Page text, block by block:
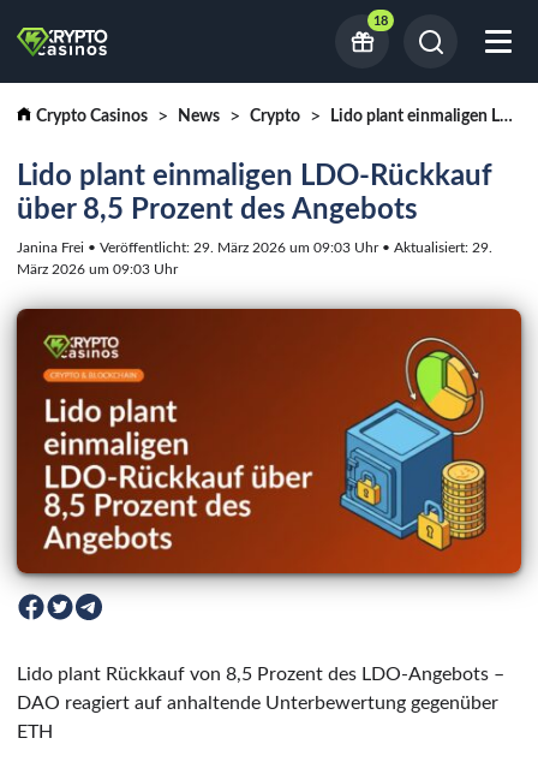
18
Crypto Casinos News Crypto Lido plant einmaligen LDO-Rückkauf über 8,5 Prozent des Angebots
Lido plant einmaligen LDO-Rückkauf
über 8,5 Prozent des Angebots
Janina Frei • Veröffentlicht: 29. März 2026 um 09:03 Uhr • Aktualisiert: 29.
März 2026 um 09:03 Uhr
Lido plant Rückkauf von 8,5 Prozent des LDO-Angebots –
DAO reagiert auf anhaltende Unterbewertung gegenüber
ETH